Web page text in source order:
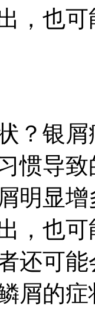
，也
？银
惯导
明显
，也
还可
屑的